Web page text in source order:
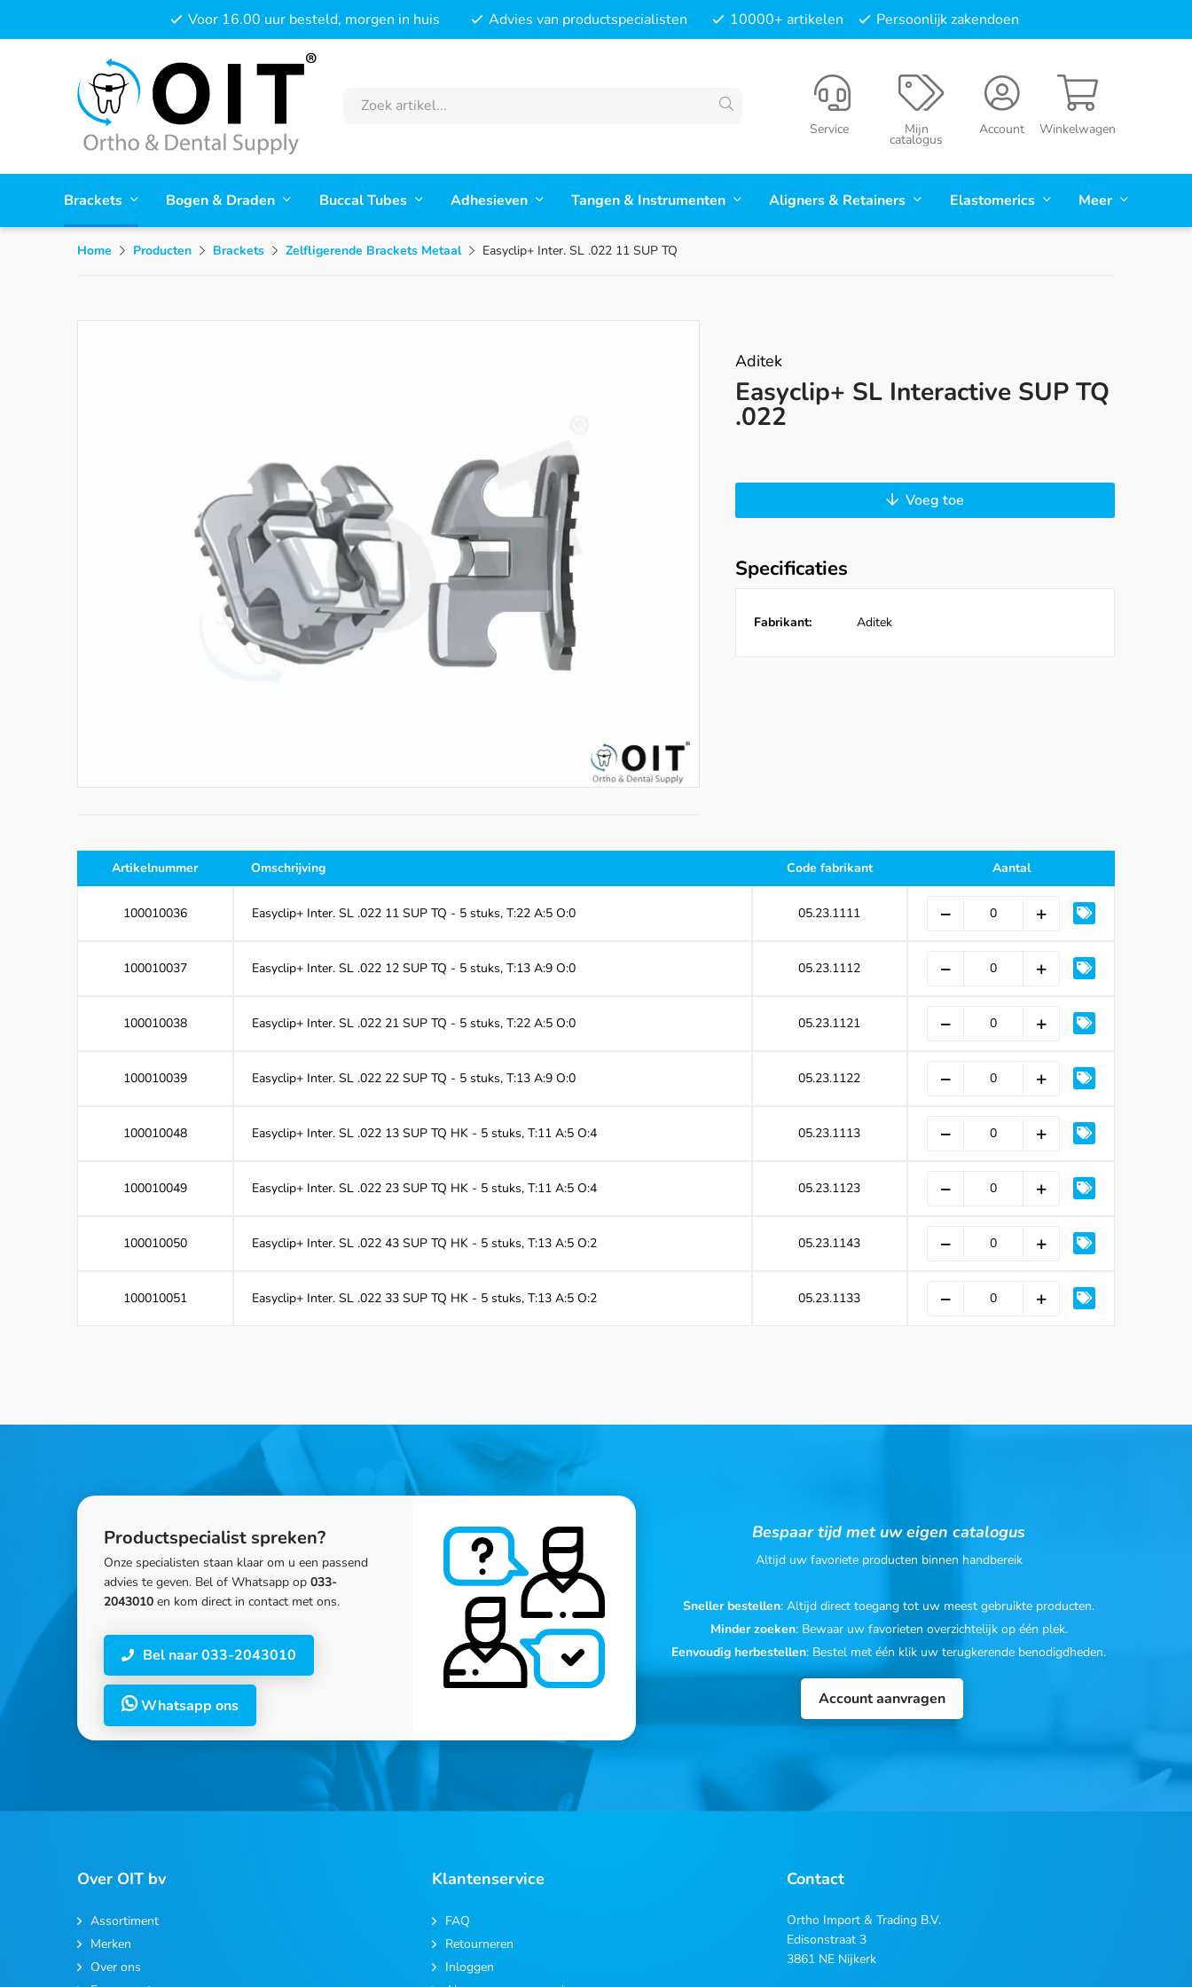
Voor 16.00 uur besteld, morgen in huis Advies van productspecialisten 10000+ artikelen Persoonlijk zakendoen
Winkelwagen
Account
Mijn
catalogus
Service
Brackets Bogen & Draden Buccal Tubes Adhesieven Tangen & Instrumenten Aligners & Retainers Elastomerics Meer
Home Producten Brackets Zelfligerende Brackets Metaal Easyclip+ Inter. SL .022 11 SUP TQ
Aditek
Easyclip+ SL Interactive SUP TQ
.022
Voeg toe
Specificaties
Fabrikant: Aditek
Artikelnummer Omschrijving Code fabrikant Aantal
100010036 Easyclip+ Inter. SL .022 11 SUP TQ - 5 stuks, T:22 A:5 O:0 05.23.1111
100010037 Easyclip+ Inter. SL .022 12 SUP TQ - 5 stuks, T:13 A:9 O:0 05.23.1112
100010038 Easyclip+ Inter. SL .022 21 SUP TQ - 5 stuks, T:22 A:5 O:0 05.23.1121
100010039 Easyclip+ Inter. SL .022 22 SUP TQ - 5 stuks, T:13 A:9 O:0 05.23.1122
100010048 Easyclip+ Inter. SL .022 13 SUP TQ HK - 5 stuks, T:11 A:5 O:4 05.23.1113
100010049 Easyclip+ Inter. SL .022 23 SUP TQ HK - 5 stuks, T:11 A:5 O:4 05.23.1123
100010050 Easyclip+ Inter. SL .022 43 SUP TQ HK - 5 stuks, T:13 A:5 O:2 05.23.1143
100010051 Easyclip+ Inter. SL .022 33 SUP TQ HK - 5 stuks, T:13 A:5 O:2 05.23.1133
Productspecialist spreken?
Onze specialisten staan klaar om u een passend
advies te geven. Bel of Whatsapp op 033-
2043010 en kom direct in contact met ons.
Bel naar 033-2043010
Whatsapp ons
Bespaar tijd met uw eigen catalogus
Altijd uw favoriete producten binnen handbereik
Sneller bestellen: Altijd direct toegang tot uw meest gebruikte producten.
Minder zoeken: Bewaar uw favorieten overzichtelijk op één plek.
Eenvoudig herbestellen: Bestel met één klik uw terugkerende benodigdheden.
Account aanvragen
Over OIT bv
Assortiment
Merken
Over ons
Klantenservice
FAQ
Retourneren
Inloggen
Contact
Ortho Import & Trading B.V.
Edisonstraat 3
3861 NE Nijkerk